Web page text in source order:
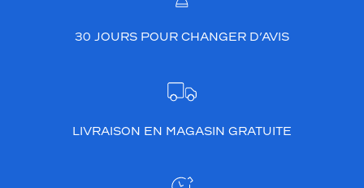
30 JOURS POUR CHANGER D’AVIS
LIVRAISON EN MAGASIN GRATUITE